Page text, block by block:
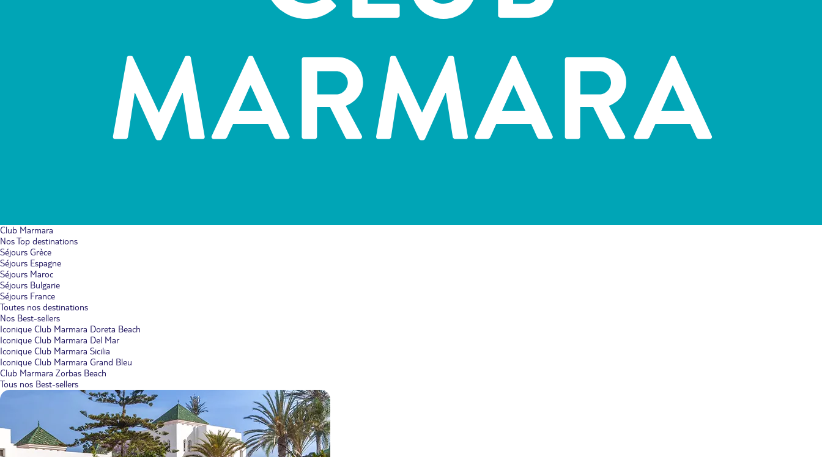
Club Marmara
Nos Top destinations
Séjours Grèce
Séjours Espagne
Séjours Maroc
Séjours Bulgarie
Séjours France
Toutes nos destinations
Nos Best-sellers
Iconique Club Marmara Doreta Beach
Iconique Club Marmara Del Mar
Iconique Club Marmara Sicilia
Iconique Club Marmara Grand Bleu
Club Marmara Zorbas Beach
Tous nos Best-sellers